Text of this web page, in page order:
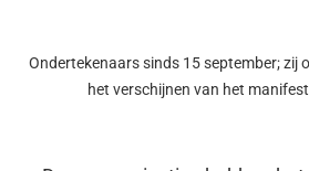
Ondertekenaars sinds 15 september; zij
het verschijnen van het